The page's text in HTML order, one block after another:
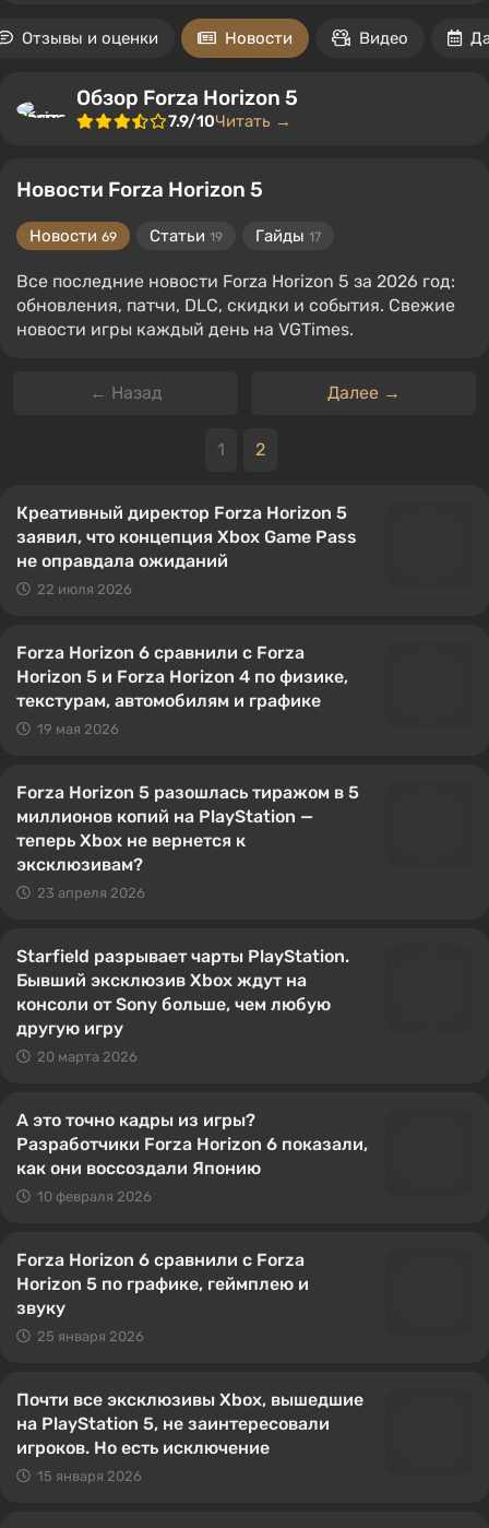
Отзывы и оценки Новости Видео
Обзор Forza Horizon 5
7.9/10Читать →
Новости Forza Horizon 5
Новости 69 Статьи 19 Гайды 17
Все последние новости Forza Horizon 5 за 2026 год:
обновления, патчи, DLC, скидки и события. Свежие
новости игры каждый день на VGTimes.
← Назад Далее →
1 2
Креативный директор Forza Horizon 5
заявил, что концепция Xbox Game Pass
не оправдала ожиданий
22 июля 2026
Forza Horizon 6 сравнили с Forza
Horizon 5 и Forza Horizon 4 по физике,
текстурам, автомобилям и графике
19 мая 2026
Forza Horizon 5 разошлась тиражом в 5
миллионов копий на PlayStation —
теперь Xbox не вернется к
эксклюзивам?
23 апреля 2026
Starfield разрывает чарты PlayStation.
Бывший эксклюзив Xbox ждут на
консоли от Sony больше, чем любую
другую игру
20 марта 2026
А это точно кадры из игры?
Разработчики Forza Horizon 6 показали,
как они воссоздали Японию
10 февраля 2026
Forza Horizon 6 сравнили с Forza
Horizon 5 по графике, геймплею и
звуку
25 января 2026
Почти все эксклюзивы Xbox, вышедшие
на PlayStation 5, не заинтересовали
игроков. Но есть исключение
15 января 2026